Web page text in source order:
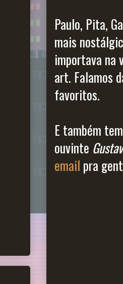
Paulo, Pita,
mais
importava na
art. Falamos
favoritos.
E também
ouvinte
email pra